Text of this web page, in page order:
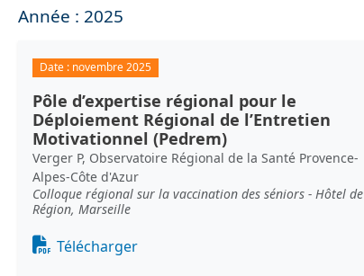
Année : 2025
Date : novembre 2025
Pôle d’expertise régional pour le
Déploiement Régional de l’Entretien
Motivationnel (Pedrem)
Verger P, Observatoire Régional de la Santé Provence-
Alpes-Côte d'Azur
Colloque régional sur la vaccination des séniors - Hôtel de
Région, Marseille
Document
Télécharger